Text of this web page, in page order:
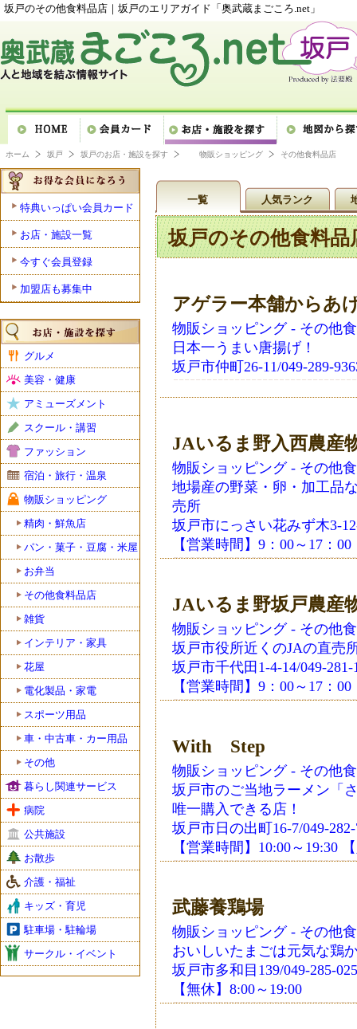
坂戸のその他食料品店｜坂戸のエリアガイド「奥武蔵まごころ.net」
ホーム 坂戸 坂戸のお店・施設を探す 物販ショッピング その他食料品店
特典いっぱい会員カード
お店・施設一覧
今すぐ会員登録
加盟店も募集中
グルメ
美容・健康
アミューズメント
スクール・講習
ファッション
宿泊・旅行・温泉
物販ショッピング
精肉・鮮魚店
パン・菓子・豆腐・米屋
お弁当
その他食料品店
雑貨
インテリア・家具
花屋
電化製品・家電
スポーツ用品
車・中古車・カー用品
その他
暮らし関連サービス
病院
公共施設
お散歩
介護・福祉
キッズ・育児
駐車場・駐輪場
サークル・イベント
一覧 人気ランク
坂戸のその他食料品
アゲラー本舗からあ
物販ショッピング - その他
日本一うまい唐揚げ！
坂戸市仲町26-11/049-289-
JAいるま野入西農産
物販ショッピング - その他
地場産の野菜・卵・加工品
売所
坂戸市にっさい花みず木3-
【営業時間】9：00～17：
JAいるま野坂戸農産
物販ショッピング - その他
坂戸市役所近くのJAの直売
坂戸市千代田1-4-14/049-281-
【営業時間】9：00～17：
With Step
物販ショッピング - その他
坂戸市のご当地ラーメン「
唯一購入できる店！
坂戸市日の出町16-7/049-282-
【営業時間】10:00～19:30
武藤養鶏場
物販ショッピング - その他
おいしいたまごは元気な鶏
坂戸市多和目139/049-285-
【無休】8:00～19:00